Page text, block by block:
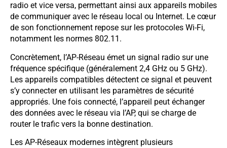
radio et vice versa, permettant ainsi aux appareils mobiles
de communiquer avec le réseau local ou Internet. Le cœur
de son fonctionnement repose sur les protocoles Wi-Fi,
notamment les normes 802.11.
Concrètement, l’AP-Réseau émet un signal radio sur une
fréquence spécifique (généralement 2,4 GHz ou 5 GHz).
Les appareils compatibles détectent ce signal et peuvent
s’y connecter en utilisant les paramètres de sécurité
appropriés. Une fois connecté, l’appareil peut échanger
des données avec le réseau via l’AP, qui se charge de
router le trafic vers la bonne destination.
Les AP-Réseaux modernes intègrent plusieurs